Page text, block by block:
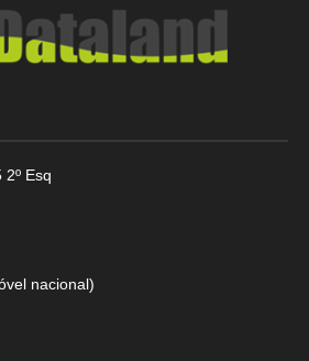
Esq
nacional)